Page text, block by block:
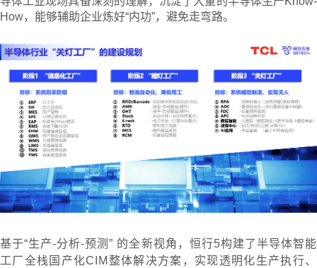
How，能够辅助企业炼好“内功”，避免走弯路。
基于“生产-分析-预测” 的全新视角，恒行5构建了半导体智能
工厂全栈国产化CIM整体解决方案，实现透明化生产执行、